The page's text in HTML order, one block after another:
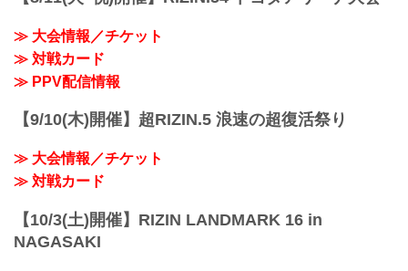
≫ 大会情報／チケット
≫ 対戦カード
≫ PPV配信情報
【9/10(木)開催】超RIZIN.5 浪速の超復活祭り
≫ 大会情報／チケット
≫ 対戦カード
【10/3(土)開催】RIZIN LANDMARK 16 in
NAGASAKI